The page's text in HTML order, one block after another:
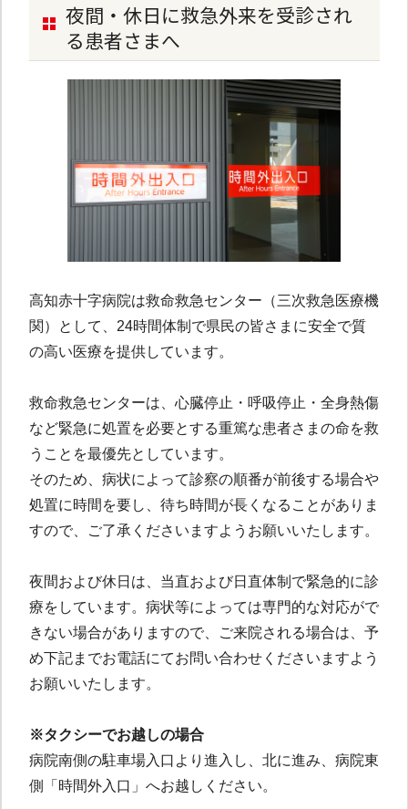
夜間・休日に救急外来を受診され
る患者さまへ
高知赤十字病院は救命救急センター（三次救急医療機
関）として、24時間体制で県民の皆さまに安全で質
の高い医療を提供しています。
救命救急センターは、心臓停止・呼吸停止・全身熱傷
など緊急に処置を必要とする重篤な患者さまの命を救
うことを最優先としています。
そのため、病状によって診察の順番が前後する場合や
処置に時間を要し、待ち時間が長くなることがありま
すので、ご了承くださいますようお願いいたします。
夜間および休日は、当直および日直体制で緊急的に診
療をしています。病状等によっては専門的な対応がで
きない場合がありますので、ご来院される場合は、予
め下記までお電話にてお問い合わせくださいますよう
お願いいたします。
※タクシーでお越しの場合
病院南側の駐車場入口より進入し、北に進み、病院東
側「時間外入口」へお越しください。